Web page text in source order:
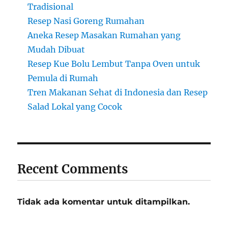
Tradisional
Resep Nasi Goreng Rumahan
Aneka Resep Masakan Rumahan yang
Mudah Dibuat
Resep Kue Bolu Lembut Tanpa Oven untuk
Pemula di Rumah
Tren Makanan Sehat di Indonesia dan Resep
Salad Lokal yang Cocok
Recent Comments
Tidak ada komentar untuk ditampilkan.